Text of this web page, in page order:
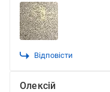
Відповісти
Олексій